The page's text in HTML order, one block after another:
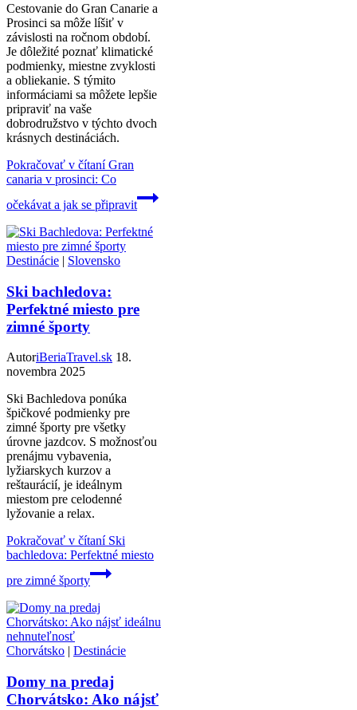
Cestovanie do Gran Canarie a
Prosinci sa môže líšiť v
závislosti na ročnom období.
Je dôležité poznať klimatické
podmienky, miestne zvyklosti
a obliekanie. S týmito
informáciami sa môžete lepšie
pripraviť na vaše
dobrodružstvo v týchto dvoch
krásnych destináciách.
Pokračovať v čítaníGran
canaria v prosinci: Co
očekávat a jak se připravit
Destinácie | Slovensko
Ski bachledova:
Perfektné miesto pre
zimné športy
AutoriBeriaTravel.sk 18.
novembra 2025
Ski Bachledova ponúka
špičkové podmienky pre
zimné športy pre všetky
úrovne jazdcov. S možnosťou
prenájmu vybavenia,
lyžiarskych kurzov a
reštaurácií, je ideálnym
miestom pre celodenné
lyžovanie a relax.
Pokračovať v čítaníSki
bachledova: Perfektné miesto
pre zimné športy
Chorvátsko | Destinácie
Domy na predaj
Chorvátsko: Ako nájsť